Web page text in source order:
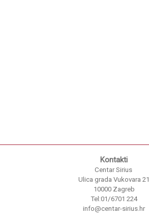
Kontakti
Centar Sirius
Ulica grada Vukovara 21
10000 Zagreb
Tel:01/6701 224
info@centar-sirius.hr